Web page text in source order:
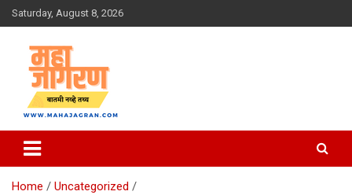
Skip
to
Saturday, August 8, 2026
महा जागरण
Home
Uncategorized